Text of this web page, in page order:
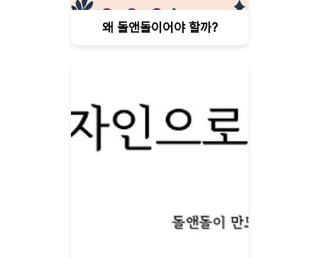
왜 돌앤돌이어야 할까?